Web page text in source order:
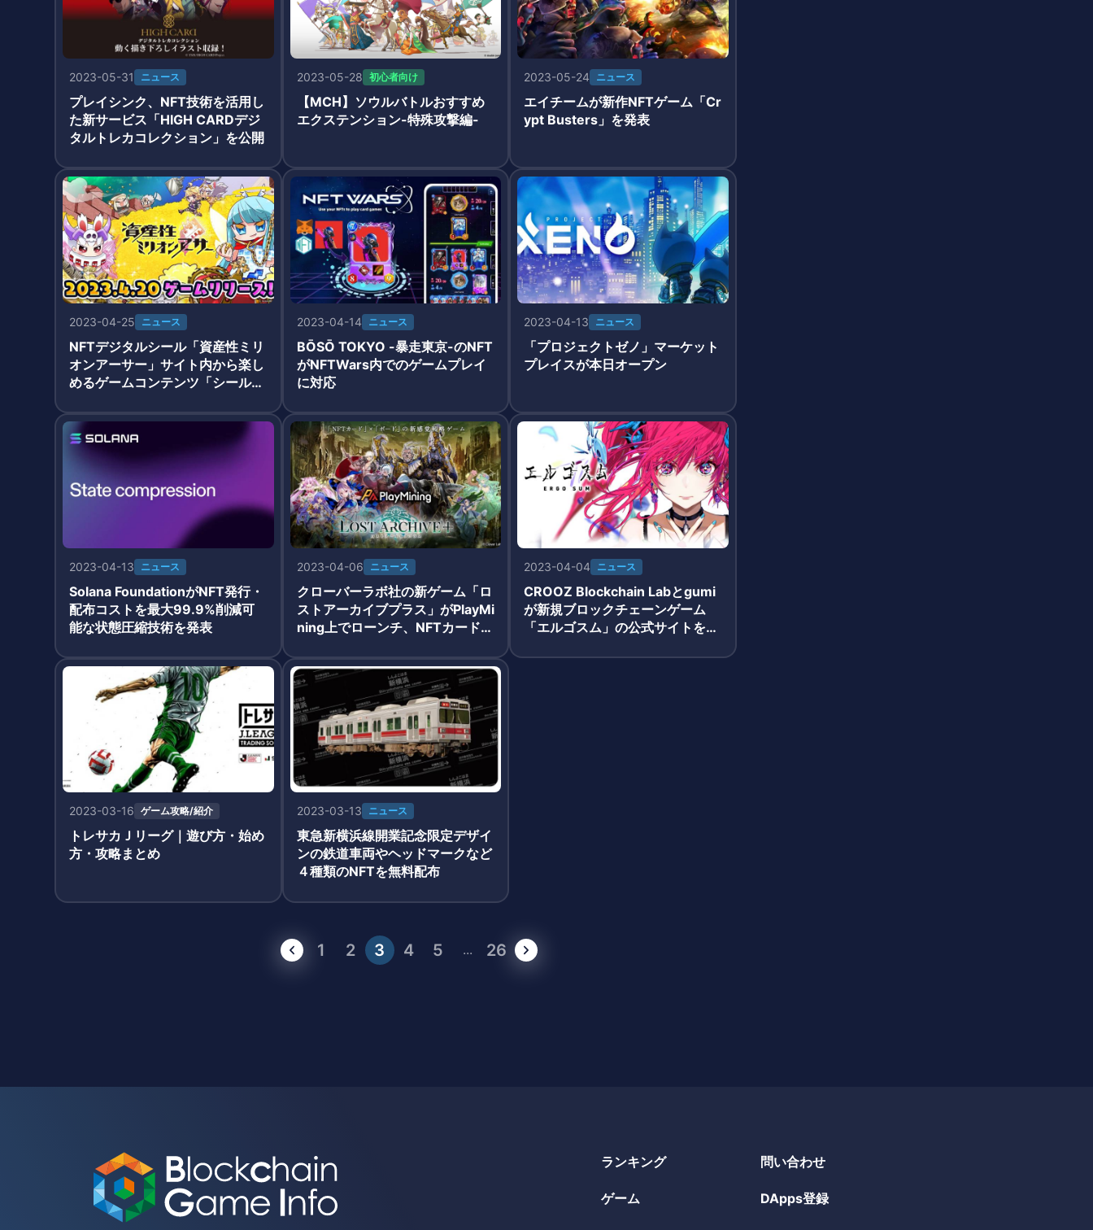
2023-05-31 ニュース
プレイシンク、NFT技術を活用し
た新サービス「HIGH CARDデジ
タルトレカコレクション」を公開
2023-05-28 初心者向け
【MCH】ソウルバトルおすすめ
エクステンション-特殊攻撃編-
2023-05-24 ニュース
エイチームが新作NFTゲーム「Cr
ypt Busters」を発表
2023-04-25 ニュース
NFTデジタルシール「資産性ミリ
オンアーサー」サイト内から楽し
めるゲームコンテンツ「シール研
2023-04-14 ニュース
BŌSŌ TOKYO -暴走東京-のNFT
がNFTWars内でのゲームプレイ
に対応
2023-04-13 ニュース
「プロジェクトゼノ」マーケット
プレイスが本日オープン
2023-04-13 ニュース
Solana FoundationがNFT発行・
配布コストを最大99.9%削減可
能な状態圧縮技術を発表
2023-04-06 ニュース
クローバーラボ社の新ゲーム「ロ
ストアーカイブプラス」がPlayMi
ning上でローンチ、NFTカードの
2023-04-04 ニュース
CROOZ Blockchain Labとgumi
が新規ブロックチェーンゲーム
「エルゴスム」の公式サイトをオ
2023-03-16 ゲーム攻略/紹介
トレサカＪリーグ｜遊び方・始め
方・攻略まとめ
2023-03-13 ニュース
東急新横浜線開業記念限定デザイ
ンの鉄道車両やヘッドマークなど
４種類のNFTを無料配布
1 2 3 4 5 ... 26
ランキング
ゲーム
問い合わせ
DApps登録